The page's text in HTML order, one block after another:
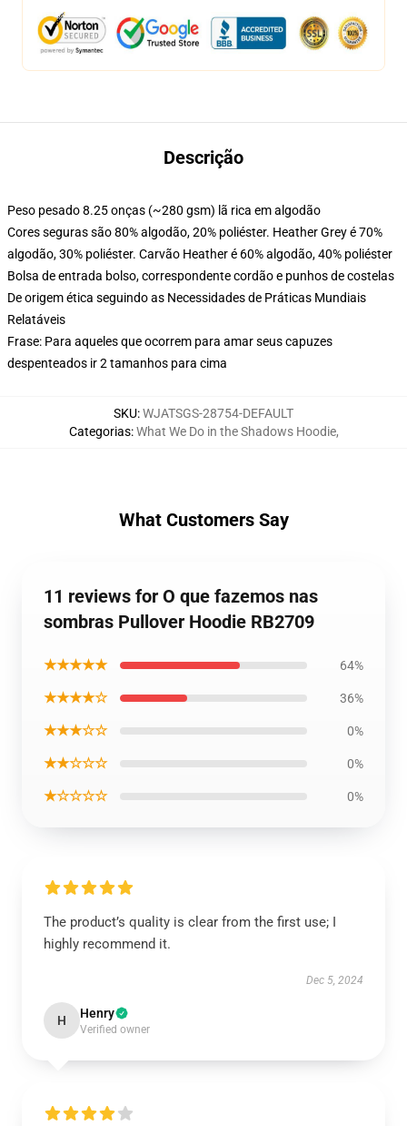
Descrição
Peso pesado 8.25 onças (~280 gsm) lã rica em algodão
Cores seguras são 80% algodão, 20% poliéster. Heather Grey é 70%
algodão, 30% poliéster. Carvão Heather é 60% algodão, 40% poliéster
Bolsa de entrada bolso, correspondente cordão e punhos de costelas
De origem ética seguindo as Necessidades de Práticas Mundiais
Relatáveis
Frase: Para aqueles que ocorrem para amar seus capuzes
despenteados ir 2 tamanhos para cima
SKU:WJATSGS-28754-DEFAULT
Categorias:What We Do in the Shadows Hoodie,
What Customers Say
11 reviews for O que fazemos nas
sombras Pullover Hoodie RB2709
★★★★★ 64%
★★★★☆ 36%
★★★☆☆ 0%
★★☆☆☆ 0%
★☆☆☆☆ 0%
The product’s quality is clear from the first use; I
highly recommend it.
Dec 5, 2024
H Henry
Verified owner